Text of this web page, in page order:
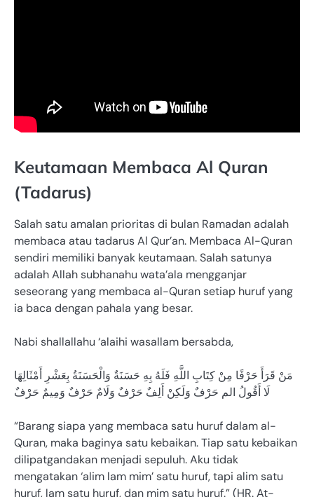
Keutamaan Membaca Al Quran
(Tadarus)
Salah satu amalan prioritas di bulan Ramadan adalah
membaca atau tadarus Al Qur’an. Membaca Al-Quran
sendiri memiliki banyak keutamaan. Salah satunya
adalah Allah subhanahu wata’ala mengganjar
seseorang yang membaca al-Quran setiap huruf yang
ia baca dengan pahala yang besar.
Nabi shallallahu ‘alaihi wasallam bersabda,
مَنْ قَرَأَ حَرْفًا مِنْ كِتَابِ اللَّهِ فَلَهُ بِهِ حَسَنَةٌ وَالْحَسَنَةُ بِعَشْرِ أَمْثَالِهَا
لَا أَقُولُ الم حَرْفٌ وَلَكِنْ أَلِفٌ حَرْفٌ وَلَامٌ حَرْفٌ وَمِيمٌ حَرْفٌ
“Barang siapa yang membaca satu huruf dalam al-
Quran, maka baginya satu kebaikan. Tiap satu kebaikan
dilipatgandakan menjadi sepuluh. Aku tidak
mengatakan ‘alim lam mim’ satu huruf, tapi alim satu
huruf, lam satu huruf, dan mim satu huruf.” (HR. At-